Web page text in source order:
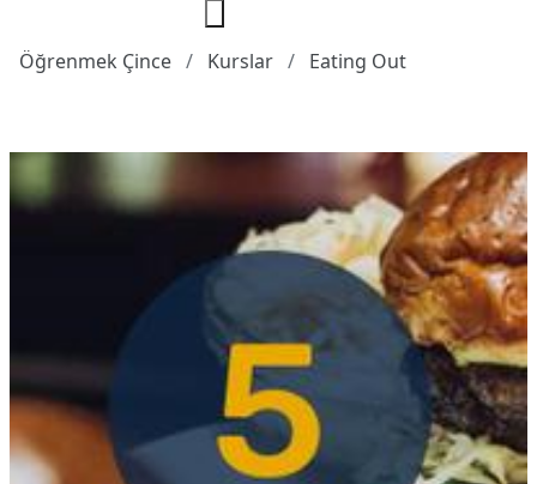
Öğrenmek Çince Kurslar Eating Out